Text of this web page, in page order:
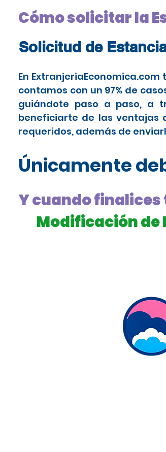
Cómo solicitar la
Solicitud de
En
contamos con un 97% de
guiándote paso a paso, a
beneficiarte de las ventajas
requeridos, además de
Únicamente
Y cuando
Modificación de